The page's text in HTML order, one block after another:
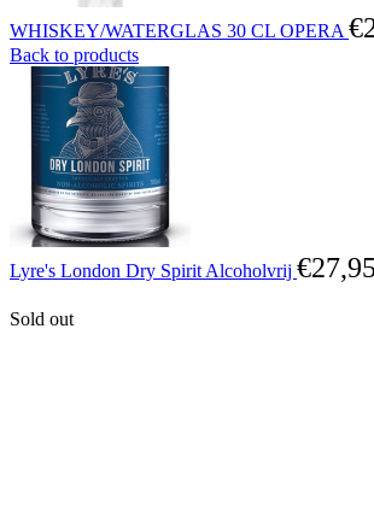
WHISKEY/WATERGLAS 30 CL OPERA €
Back to products
Lyre's London Dry Spirit Alcoholvrij €27,95
Sold out